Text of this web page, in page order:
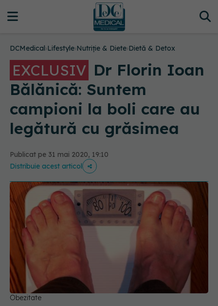
DCMedical›Lifestyle›Nutriție & Diete›Dietă & Detox
EXCLUSIV Dr Florin Ioan
Bălănică: Suntem
campioni la boli care au
legătură cu grăsimea
Publicat pe 31 mai 2020, 19:10
Distribuie acest articol
Obezitate